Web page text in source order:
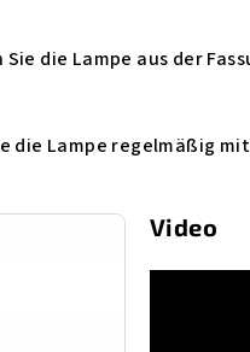
die Lampe aus der
die Lampe regelmäßig
Video